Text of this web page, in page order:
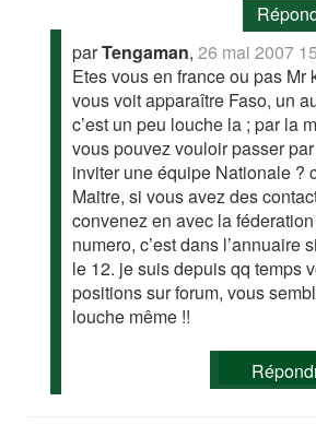
parTengaman,26 mai 2007
Etes vous en france ou pas Mr
vous voit apparaître Faso, un
c’est un peu louche la ; par la
vous pouvez vouloir passer
inviter une équipe Nationale ?
Maitre, si vous avez des
convenez en avec la
numero, c’est dans l’annuaire
le 12. je suis depuis qq temps
positions sur forum, vous
louche même !!